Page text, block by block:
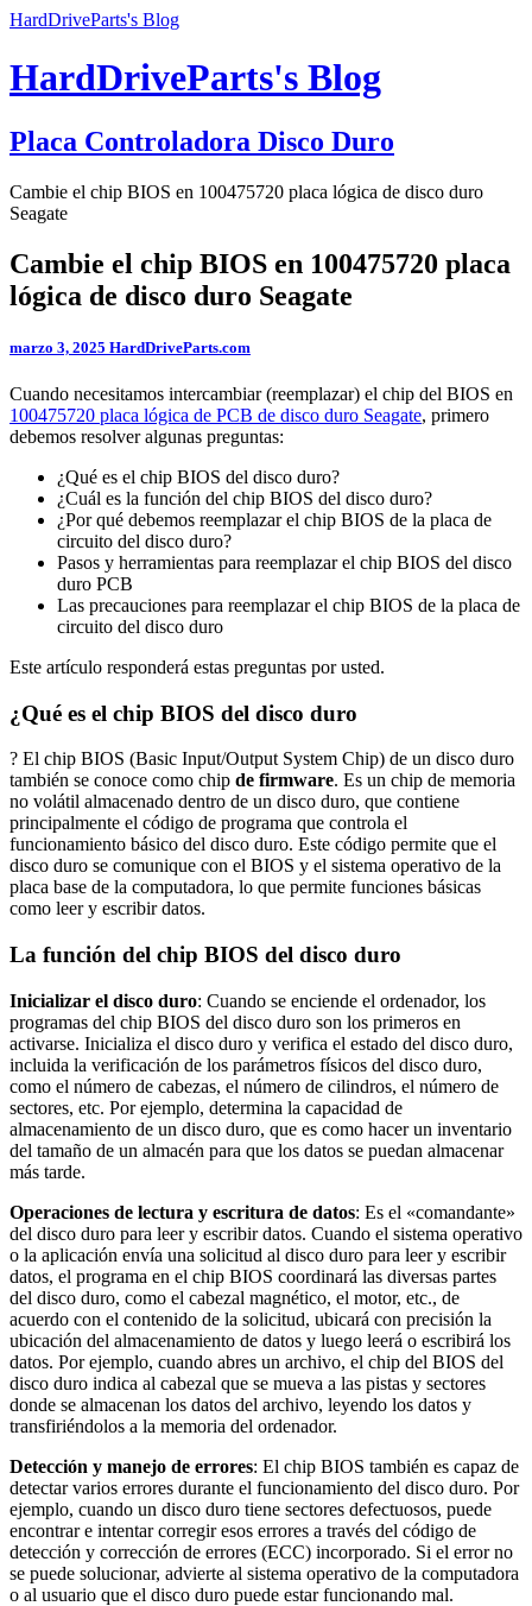
HardDriveParts's Blog
HardDriveParts's Blog
Placa Controladora Disco Duro
Cambie el chip BIOS en 100475720 placa lógica de disco duro
Seagate
Cambie el chip BIOS en 100475720 placa
lógica de disco duro Seagate
marzo 3, 2025 HardDriveParts.com
Cuando necesitamos intercambiar (reemplazar) el chip del BIOS en
100475720 placa lógica de PCB de disco duro Seagate, primero
debemos resolver algunas preguntas:
¿Qué es el chip BIOS del disco duro?
¿Cuál es la función del chip BIOS del disco duro?
¿Por qué debemos reemplazar el chip BIOS de la placa de
circuito del disco duro?
Pasos y herramientas para reemplazar el chip BIOS del disco
duro PCB
Las precauciones para reemplazar el chip BIOS de la placa de
circuito del disco duro
Este artículo responderá estas preguntas por usted.
¿Qué es el chip BIOS del disco duro
? El chip BIOS (Basic Input/Output System Chip) de un disco duro
también se conoce como chip de firmware. Es un chip de memoria
no volátil almacenado dentro de un disco duro, que contiene
principalmente el código de programa que controla el
funcionamiento básico del disco duro. Este código permite que el
disco duro se comunique con el BIOS y el sistema operativo de la
placa base de la computadora, lo que permite funciones básicas
como leer y escribir datos.
La función del chip BIOS del disco duro
Inicializar el disco duro: Cuando se enciende el ordenador, los
programas del chip BIOS del disco duro son los primeros en
activarse. Inicializa el disco duro y verifica el estado del disco duro,
incluida la verificación de los parámetros físicos del disco duro,
como el número de cabezas, el número de cilindros, el número de
sectores, etc. Por ejemplo, determina la capacidad de
almacenamiento de un disco duro, que es como hacer un inventario
del tamaño de un almacén para que los datos se puedan almacenar
más tarde.
Operaciones de lectura y escritura de datos: Es el «comandante»
del disco duro para leer y escribir datos. Cuando el sistema operativo
o la aplicación envía una solicitud al disco duro para leer y escribir
datos, el programa en el chip BIOS coordinará las diversas partes
del disco duro, como el cabezal magnético, el motor, etc., de
acuerdo con el contenido de la solicitud, ubicará con precisión la
ubicación del almacenamiento de datos y luego leerá o escribirá los
datos. Por ejemplo, cuando abres un archivo, el chip del BIOS del
disco duro indica al cabezal que se mueva a las pistas y sectores
donde se almacenan los datos del archivo, leyendo los datos y
transfiriéndolos a la memoria del ordenador.
Detección y manejo de errores: El chip BIOS también es capaz de
detectar varios errores durante el funcionamiento del disco duro. Por
ejemplo, cuando un disco duro tiene sectores defectuosos, puede
encontrar e intentar corregir esos errores a través del código de
detección y corrección de errores (ECC) incorporado. Si el error no
se puede solucionar, advierte al sistema operativo de la computadora
o al usuario que el disco duro puede estar funcionando mal.